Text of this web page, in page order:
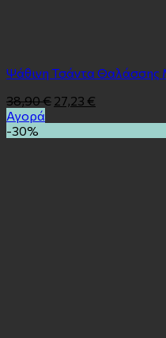
Ψάθινη Τσάντα Θαλάσσης
38,90€ 27,23 €
Αγορά
-30%